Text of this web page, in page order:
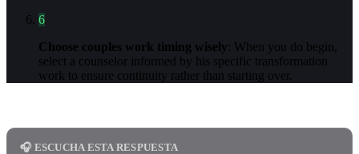
6
Choose couples work timing wisely: When you do begin,
select a counselor informed by his specific transformation
work to ensure continuity rather than starting over.
🎧 ESCUCHA ESTA RESPUESTA